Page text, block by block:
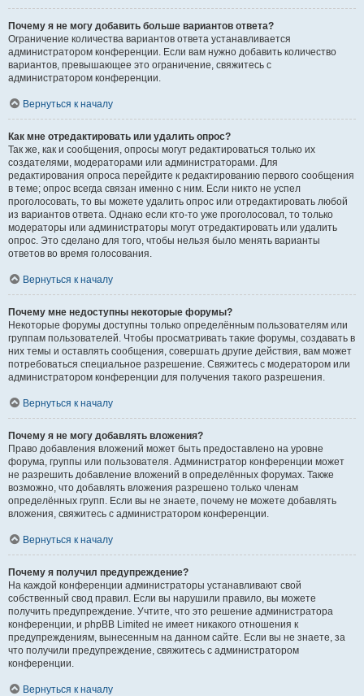
Почему я не могу добавить больше вариантов ответа?
Ограничение количества вариантов ответа устанавливается
администратором конференции. Если вам нужно добавить количество
вариантов, превышающее это ограничение, свяжитесь с
администратором конференции.
Вернуться к началу
Как мне отредактировать или удалить опрос?
Так же, как и сообщения, опросы могут редактироваться только их
создателями, модераторами или администраторами. Для
редактирования опроса перейдите к редактированию первого сообщения
в теме; опрос всегда связан именно с ним. Если никто не успел
проголосовать, то вы можете удалить опрос или отредактировать любой
из вариантов ответа. Однако если кто-то уже проголосовал, то только
модераторы или администраторы могут отредактировать или удалить
опрос. Это сделано для того, чтобы нельзя было менять варианты
ответов во время голосования.
Вернуться к началу
Почему мне недоступны некоторые форумы?
Некоторые форумы доступны только определённым пользователям или
группам пользователей. Чтобы просматривать такие форумы, создавать в
них темы и оставлять сообщения, совершать другие действия, вам может
потребоваться специальное разрешение. Свяжитесь с модератором или
администратором конференции для получения такого разрешения.
Вернуться к началу
Почему я не могу добавлять вложения?
Право добавления вложений может быть предоставлено на уровне
форума, группы или пользователя. Администратор конференции может
не разрешить добавление вложений в определённых форумах. Также
возможно, что добавлять вложения разрешено только членам
определённых групп. Если вы не знаете, почему не можете добавлять
вложения, свяжитесь с администратором конференции.
Вернуться к началу
Почему я получил предупреждение?
На каждой конференции администраторы устанавливают свой
собственный свод правил. Если вы нарушили правило, вы можете
получить предупреждение. Учтите, что это решение администратора
конференции, и phpBB Limited не имеет никакого отношения к
предупреждениям, вынесенным на данном сайте. Если вы не знаете, за
что получили предупреждение, свяжитесь с администратором
конференции.
Вернуться к началу